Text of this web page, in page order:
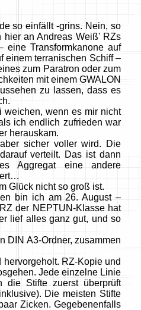
so einfällt -grins. Nein, so
an Andreas Weiß' RZs
eine Transformkanone auf
einem terranischen Schiff –
zum Paratron oder zum
mit einem GWALON
zu lassen, dass es
weichen, wenn es mir nicht
ich endlich zufrieden war
herauskam.
sicher voller wird. Die
verteilt. Das ist dann
Aggregat eine andere
Glück nicht so groß ist.
bin ich am 26. August –
der NEPTUN-Klasse hat
lief alles ganz gut, und so
DIN A3-Ordner, zusammen
RZ-Kopie und
Jede einzelne Linie
die Stifte zuerst überprüft
Die meisten Stifte
Zicken. Gegebenenfalls